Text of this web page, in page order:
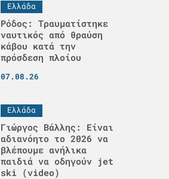
Ελλάδα
Ρόδος: Τραυματίστηκε
ναυτικός από θραύση
κάβου κατά την
πρόσδεση πλοίου
07.08.26
Ελλάδα
Γιώργος Βάλλης: Είναι
αδιανόητο το 2026 να
βλέπουμε ανήλικα
παιδιά να οδηγούν jet
ski (video)